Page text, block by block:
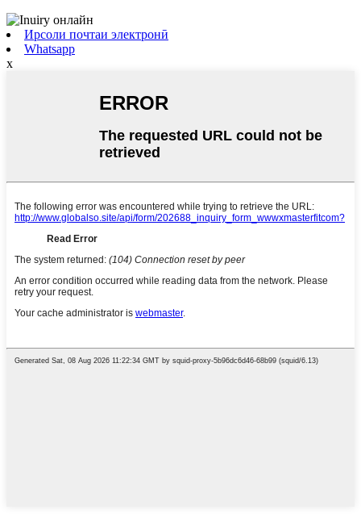
Ирсоли почтаи электронӣ
Whatsapp
x